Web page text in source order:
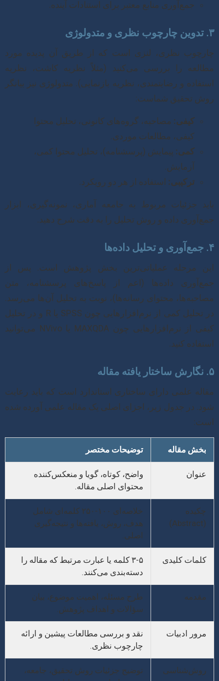
جمع‌آوری منابع معتبر برای استنادات آینده.
۳. تدوین چارچوب نظری و متدولوژی
چارچوب نظری، لنزی است که از طریق آن پدیده مورد
مطالعه را بررسی می‌کنید (مثلاً نظریه کاشت، نظریه
استفاده و رضایتمندی، نظریه بازنمایی). متدولوژی نیز بیانگر
روش تحقیق شماست:
کیفی: مصاحبه، گروه‌های کانونی، تحلیل محتوا
کیفی، مطالعات موردی.
کمی: پیمایش (پرسشنامه)، تحلیل محتوا کمی،
آزمایش.
ترکیبی: استفاده از هر دو رویکرد.
باید جزئیات مربوط به جامعه آماری، نمونه‌گیری، ابزار
جمع‌آوری داده و روش تحلیل را به دقت شرح دهید.
۴. جمع‌آوری و تحلیل داده‌ها
این مرحله عملیاتی‌ترین بخش پژوهش است. پس از
جمع‌آوری داده‌ها (اعم از پاسخ‌های پرسشنامه، متن
مصاحبه‌ها، محتوای رسانه‌ها)، نوبت به تحلیل آن‌ها می‌رسد.
در تحلیل کمی از نرم‌افزارهایی چون SPSS یا R و در تحلیل
کیفی از نرم‌افزارهایی چون MAXQDA یا NVivo می‌توانید
استفاده کنید.
۵. نگارش ساختار یافته مقاله
مقاله علمی دارای ساختاری استاندارد است که باید رعایت
شود. در جدول زیر، اجزای اصلی یک مقاله علمی آورده شده
است:
بخش مقاله توضیحات مختصر
عنوان
واضح، کوتاه، گویا و منعکس‌کننده
محتوای اصلی مقاله.
چکیده
(Abstract)
خلاصه‌ای ۱۰۰-۲۵۰ کلمه‌ای شامل
هدف، روش، یافته‌ها و نتیجه‌گیری
اصلی.
کلمات کلیدی
۳-۵ کلمه یا عبارت مرتبط که مقاله را
دسته‌بندی می‌کنند.
مقدمه
طرح مسئله، اهمیت موضوع، بیان
سؤالات و اهداف پژوهش.
مرور ادبیات
نقد و بررسی مطالعات پیشین و ارائه
چارچوب نظری.
روش‌شناسی
توضیح جزئیات روش تحقیق، جامعه،